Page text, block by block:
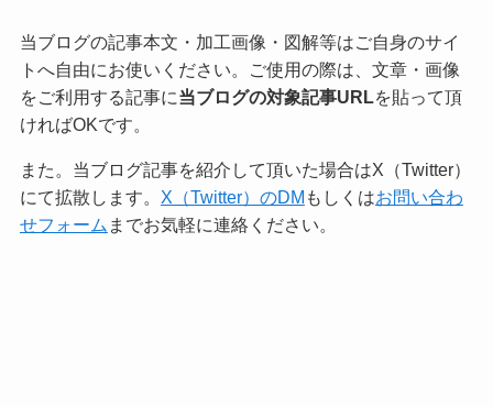
当ブログの記事本文・加工画像・図解等はご自身のサイ
トへ自由にお使いください。ご使用の際は、文章・画像
をご利用する記事に当ブログの対象記事URLを貼って頂
ければOKです。
また。当ブログ記事を紹介して頂いた場合はX（Twitter）
にて拡散します。 X（Twitter）のDM もしくはお問い合わ
せフォーム までお気軽に連絡ください。